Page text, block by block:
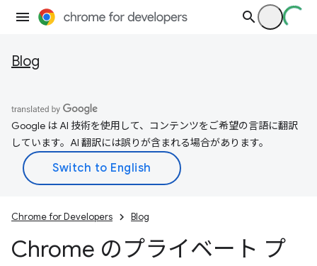
Blog
Google は AI 技術を使用して、コンテンツをご希望の言語に翻訳
しています。AI 翻訳には誤りが含まれる場合があります。
Chrome for Developers Blog
Chrome のプライベート プ